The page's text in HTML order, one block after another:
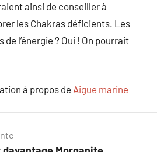
ainsi de conseiller à
les Chakras déficients. Les
l’énergie ? Oui ! On pourrait
à propos de Aigue marine